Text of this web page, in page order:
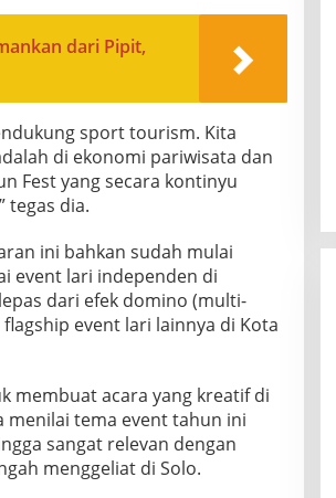
dari Pipit,
sport tourism. Kita
di ekonomi pariwisata dan
Fest yang secara kontinyu
tegas dia.
ini bahkan sudah mulai
event lari independen di
dari efek domino (multi-
event lari lainnya di Kota
membuat acara yang kreatif di
menilai tema event tahun ini
sangat relevan dengan
menggeliat di Solo.